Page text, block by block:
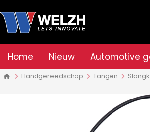
Home Nieuw Automotive
Handgereedschap Tangen